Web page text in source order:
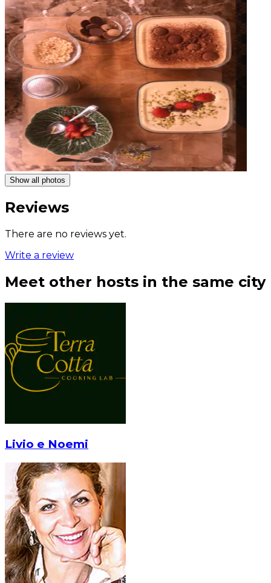
Show all photos
Reviews
There are no reviews yet.
Write a review
Meet other hosts in the same city
Livio e Noemi